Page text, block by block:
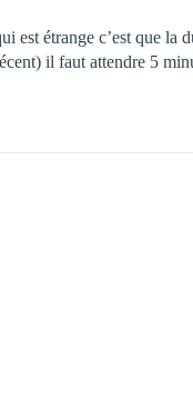
étrange c’est que la
il faut attendre 5